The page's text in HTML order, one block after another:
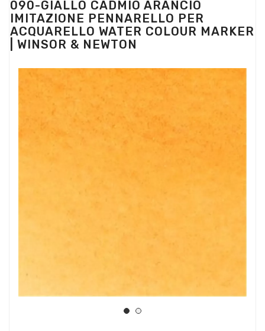
090-GIALLO CADMIO ARANCIO
IMITAZIONE PENNARELLO PER
ACQUARELLO WATER COLOUR MARKER
| WINSOR & NEWTON